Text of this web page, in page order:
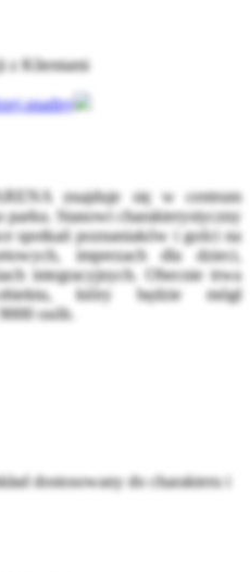
z Klientami
znajduje się w centrum
parku. Stanowi charakterystyczny
spotkań poznaniaków i gości na
imprezach dla dzieci,
integracyjnych. Obecnie trwa
który będzie mógł
osób.
dostosowany do charakteru i